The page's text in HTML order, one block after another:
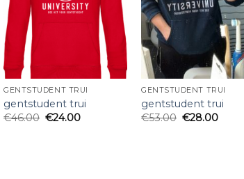
GENTSTUDENT TRUI
gentstudent trui
€46.00 €24.00
GENTSTUDENT TRUI
gentstudent trui
€53.00 €28.00